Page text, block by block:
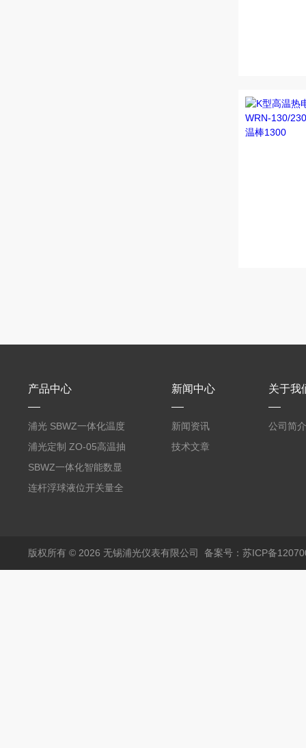
产品中心
浦光 SBWZ一体化温度
变送器传感器 防爆热电
阻PT100 数显远传4-
20mA2
浦光定制 ZO-05高温抽
气式氧化锆分析仪 防爆
耐腐蚀检测仪
SBWZ一体化智能数显
温度变送器传感器防爆
连杆浮球液位开关量全
新闻中心
新闻资讯
技术文章
关于我
公司简介
版权所有 © 2026 无锡浦光仪表有限公司 备案号：苏ICP备